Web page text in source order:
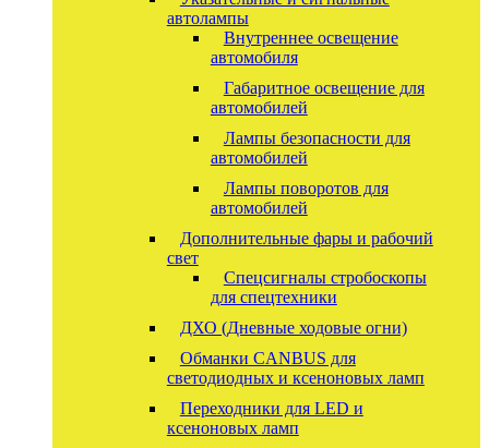
автолампы
Внутреннее освещение
автомобиля
Габаритное освещение для
автомобилей
Лампы безопасности для
автомобилей
Лампы поворотов для
автомобилей
Дополнительные фары и рабочий
свет
Спецсигналы стробоскопы
для спецтехники
ДХО (Дневные ходовые огни)
Обманки CANBUS для
светодиодных и ксеноновых ламп
Переходники для LED и
ксеноновых ламп